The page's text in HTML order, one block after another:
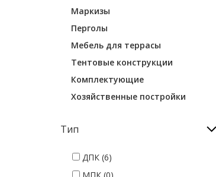
Маркизы
Перголы
Мебель для террасы
Тентовые конструкции
Комплектующие
Хозяйственные постройки
Тип
ДПК (6)